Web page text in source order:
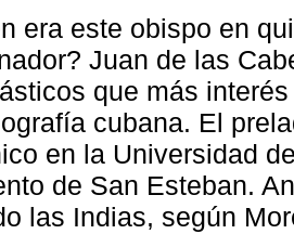
era este obispo en
Juan de las
que más
cubana. El
en la Universidad
de San Esteban.
las Indias, según